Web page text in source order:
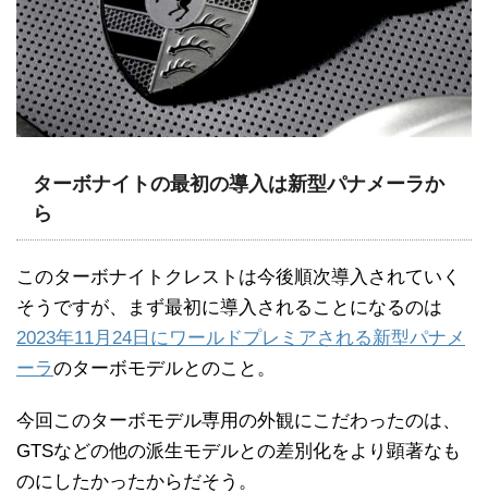
ターボナイトの最初の導入は新型パナメーラか
ら
このターボナイトクレストは今後順次導入されていく
そうですが、まず最初に導入されることになるのは
2023年11月24日にワールドプレミアされる新型パナメ
ーラのターボモデルとのこと。
今回このターボモデル専用の外観にこだわったのは、
GTSなどの他の派生モデルとの差別化をより顕著なも
のにしたかったからだそう。